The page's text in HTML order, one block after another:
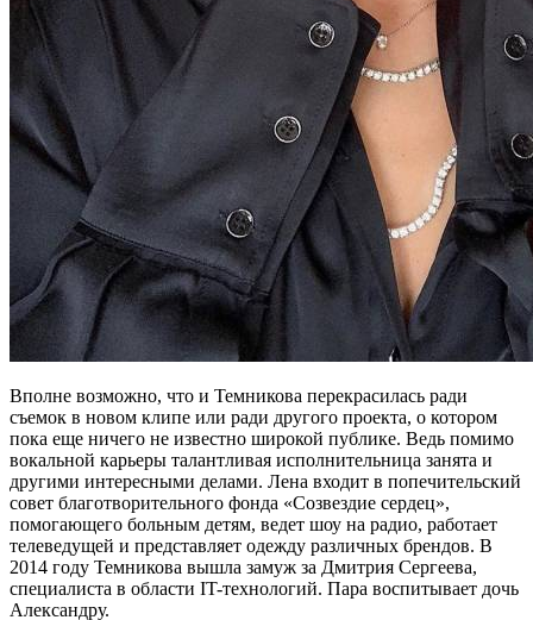
Вполне возможно, что и Темникова перекрасилась ради
съемок в новом клипе или ради другого проекта, о котором
пока еще ничего не известно широкой публике. Ведь помимо
вокальной карьеры талантливая исполнительница занята и
другими интересными делами. Лена входит в попечительский
совет благотворительного фонда «Созвездие сердец»,
помогающего больным детям, ведет шоу на радио, работает
телеведущей и представляет одежду различных брендов. В
2014 году Темникова вышла замуж за Дмитрия Сергеева,
специалиста в области IT-технологий. Пара воспитывает дочь
Александру.